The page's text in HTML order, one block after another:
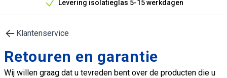
Onze unieke verkoopargumenten
Levering isolatieglas 5-15 werkdagen
Klantenservice
Retouren en garantie
Wij willen graag dat u tevreden bent over de producten die u